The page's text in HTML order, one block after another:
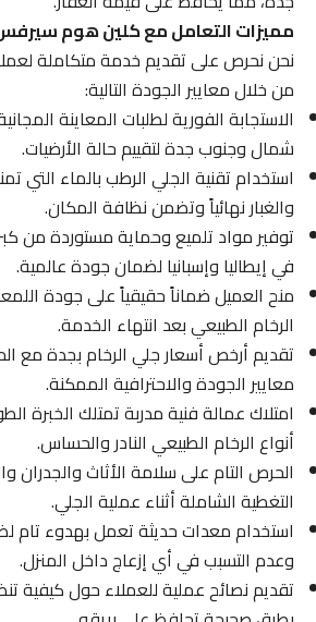
مميزات التعامل مع كلين هوم سيرفس
نحن نحرص على تقديم خدمة متكاملة
من خلال معايير الجودة التالية:
الاستجابة الفورية لطلبات المعاينة
شمال وجنوب جدة لتقييم حالة الأرضيات.
استخدام تقنية الجلي الرطب بالماء التي تمنع
والغبار نهائياً وتضمن نظافة المكان.
توفير مواد تلميع وحماية مستوردة من كبرى
في إيطاليا وإسبانيا لضمان جودة عالمية.
منح العميل ضماناً حقيقياً على جودة
الرخام الطبيعي بعد انتهاء الخدمة.
تقديم أرخص أسعار جلي الرخام بجدة مع
معايير الجودة والاحترافية الممكنة.
امتلاك عمالة فنية مدربة تمتلك الخبرة
أنواع الرخام الطبيعي النادر والحساس.
الحرص التام على سلامة الأثاث والجدران
التغطية الشاملة أثناء عملية الجلي.
استخدام معدات حديثة تعمل بهدوء تام
وعدم التسبب في أي إزعاج داخل المنزل.
تقديم نصائح عملية للعملاء حول كيفية